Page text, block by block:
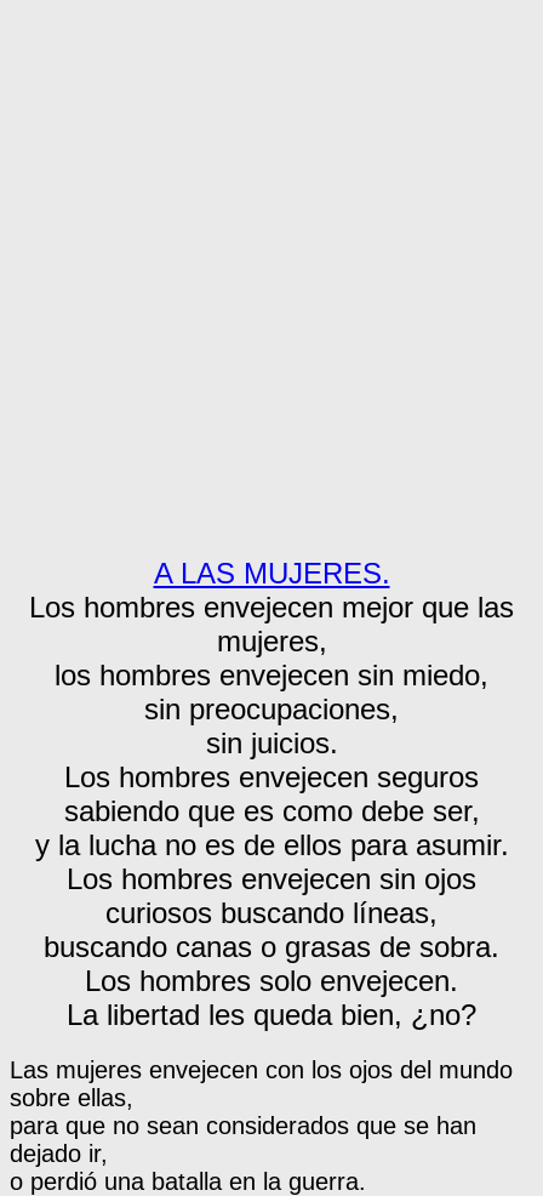
A LAS MUJERES.
Los hombres envejecen mejor que las
mujeres,
los hombres envejecen sin miedo,
sin preocupaciones,
sin juicios.
Los hombres envejecen seguros
sabiendo que es como debe ser,
y la lucha no es de ellos para asumir.
Los hombres envejecen sin ojos
curiosos buscando líneas,
buscando canas o grasas de sobra.
Los hombres solo envejecen.
La libertad les queda bien, ¿no?
Las mujeres envejecen con los ojos del mundo
sobre ellas,
para que no sean considerados que se han
dejado ir,
o perdió una batalla en la guerra.